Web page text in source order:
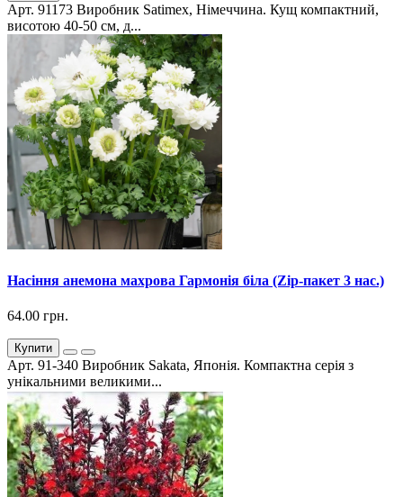
Арт. 91173 Виробник Satimex, Німеччина. Кущ компактний,
висотою 40-50 см, д...
Насіння анемона махрова Гармонія біла (Zip-пакет 3 нас.)
64.00 грн.
Купити
Арт. 91-340 Виробник Sakata, Японія. Компактна серія з
унікальними великими...